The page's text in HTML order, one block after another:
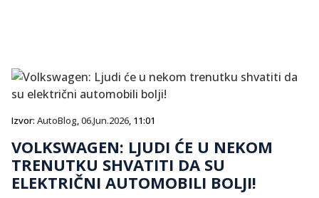
Izvor: AutoBlog,06.Jun.2026, 11:01
VOLKSWAGEN: LJUDI ĆE U NEKOM
TRENUTKU SHVATITI DA SU
ELEKTRIČNI AUTOMOBILI BOLJI!